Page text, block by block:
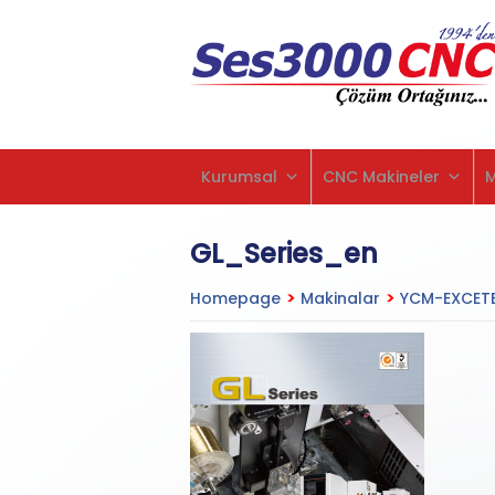
Kurumsal
CNC Makineler
GL_Series_en
Homepage > Makinalar > YCM-